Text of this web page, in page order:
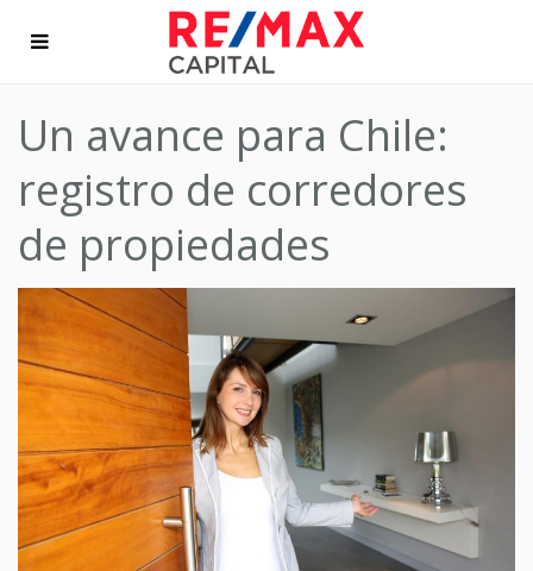
Un avance para Chile:
registro de corredores
de propiedades